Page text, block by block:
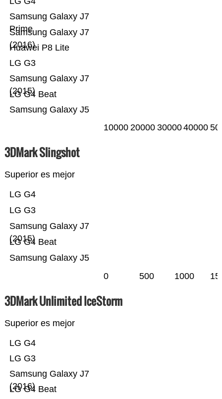
Samsung Galaxy J5
LG G4 Beat
Samsung Galaxy J7
(2015)
LG G3
Huawei P8 Lite
Samsung Galaxy J7
(2016)
Samsung Galaxy J7
Prime
10000 20000 3000040000
3DMark Slingshot
Superior es mejor
Samsung Galaxy J5
LG G4 Beat
Samsung Galaxy J7
(2015)
LG G3
LG G4
0 500 1000
3DMark Unlimited IceStorm
Superior es mejor
LG G4 Beat
Samsung Galaxy J7
(2016)
LG G3
LG G4